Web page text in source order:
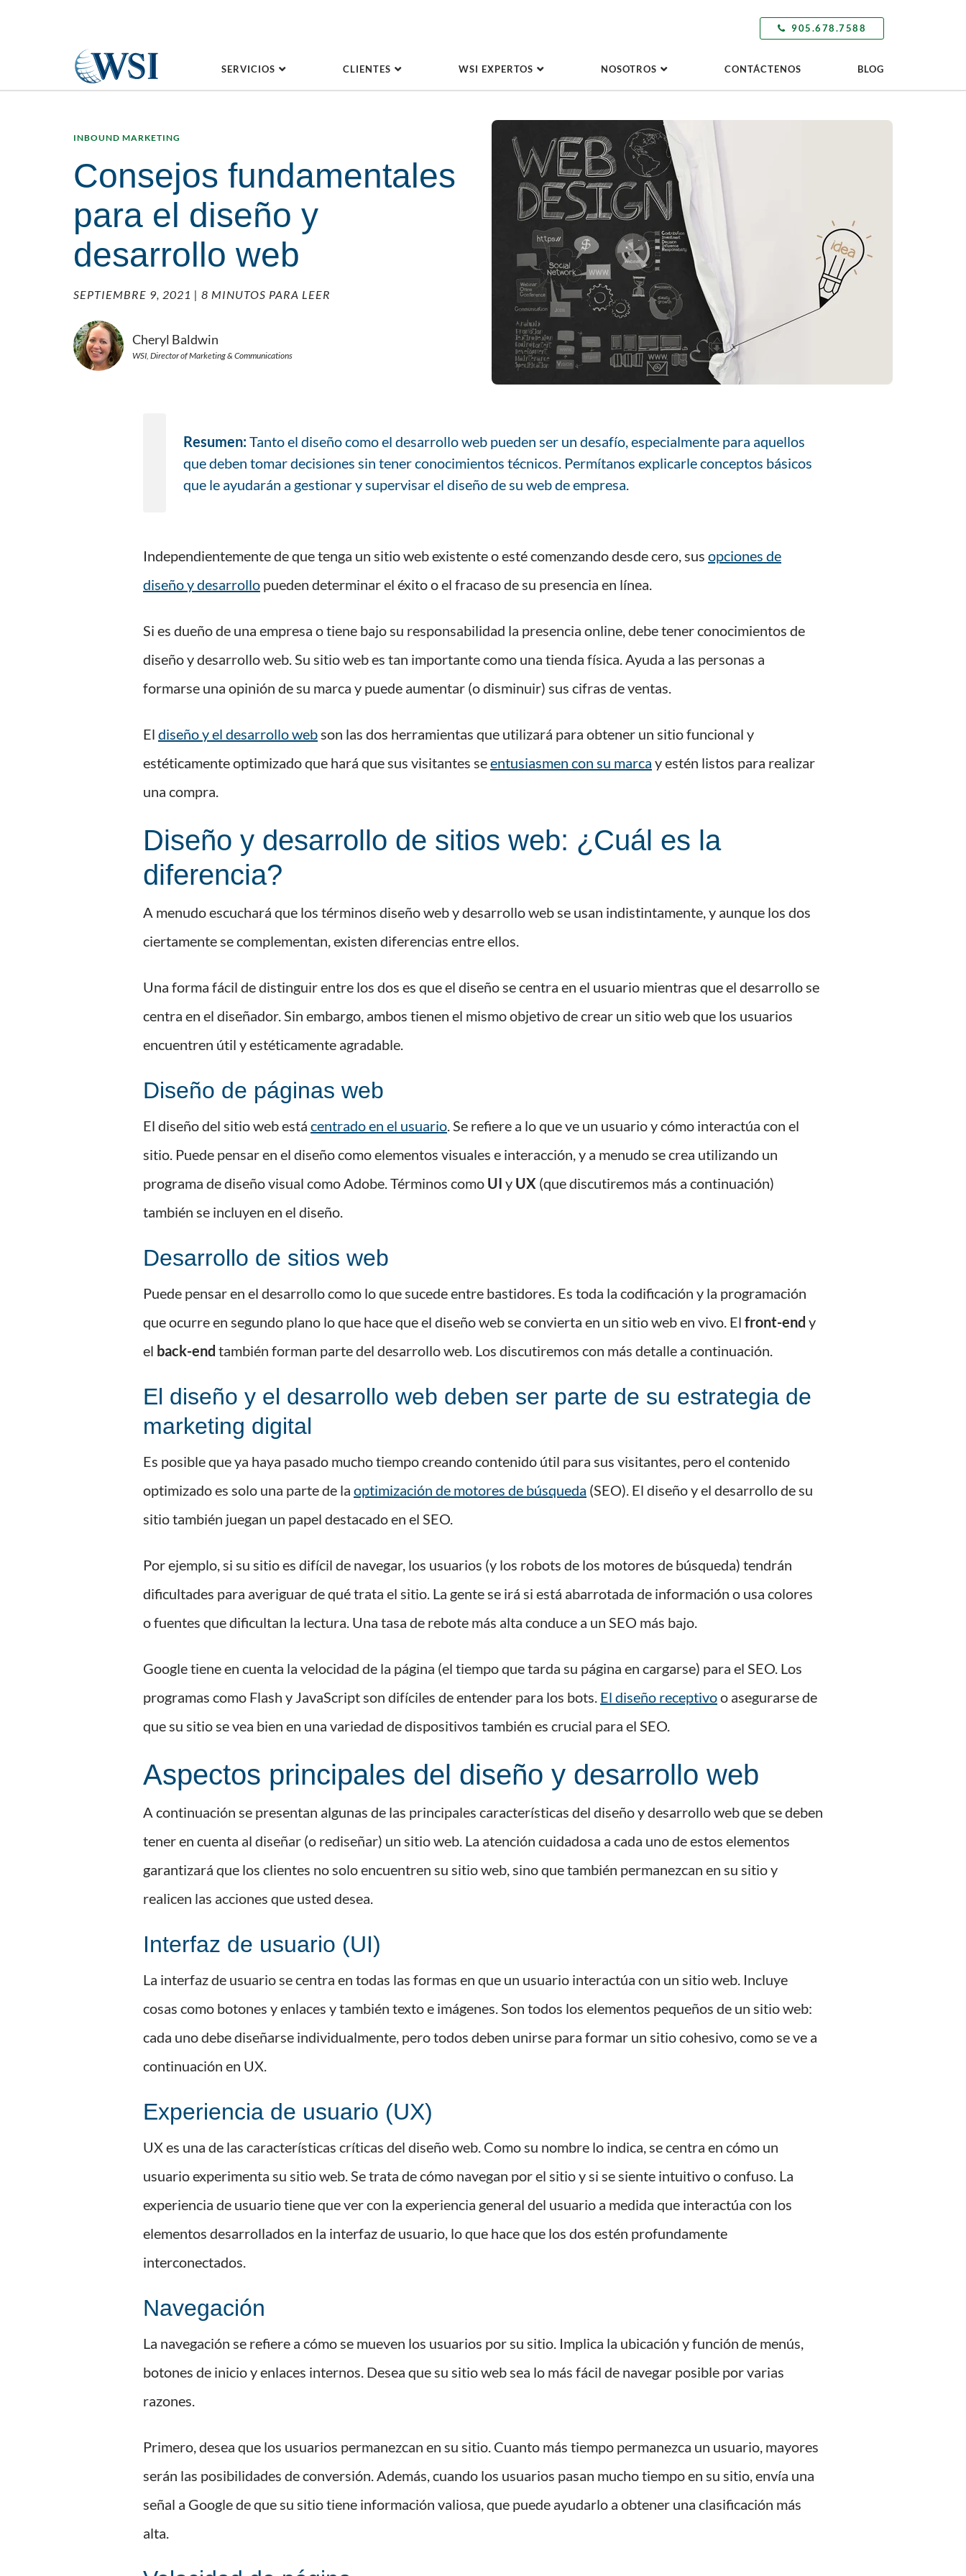
905.678.7588
SERVICIOS CLIENTES WSI EXPERTOS NOSOTROS CONTÁCTENOS BLOG
INBOUND MARKETING
Consejos fundamentales
para el diseño y
desarrollo web
SEPTIEMBRE 9, 2021 | 8 MINUTOS PARA LEER
Cheryl Baldwin
WSI, Director of Marketing & Communications
Resumen:Tanto el diseño como el desarrollo web pueden ser un desafío, especialmente para aquellos
que deben tomar decisiones sin tener conocimientos técnicos. Permítanos explicarle conceptos básicos
que le ayudarán a gestionar y supervisar el diseño de su web de empresa.
Independientemente de que tenga un sitio web existente o esté comenzando desde cero, sus opciones de
diseño y desarrollo pueden determinar el éxito o el fracaso de su presencia en línea.
Si es dueño de una empresa o tiene bajo su responsabilidad la presencia online, debe tener conocimientos de
diseño y desarrollo web. Su sitio web es tan importante como una tienda física. Ayuda a las personas a
formarse una opinión de su marca y puede aumentar (o disminuir) sus cifras de ventas.
El diseño y el desarrollo webson las dos herramientas que utilizará para obtener un sitio funcional y
estéticamente optimizado que hará que sus visitantes seentusiasmen con su marca y estén listos para realizar
una compra.
Diseño y desarrollo de sitios web: ¿Cuál es la
diferencia?
A menudo escuchará que los términos diseño web y desarrollo web se usan indistintamente, y aunque los dos
ciertamente se complementan, existen diferencias entre ellos.
Una forma fácil de distinguir entre los dos es que el diseño se centra en el usuario mientras que el desarrollo se
centra en el diseñador. Sin embargo, ambos tienen el mismo objetivo de crear un sitio web que los usuarios
encuentren útil y estéticamente agradable.
Diseño de páginas web
El diseño del sitio web está centrado en el usuario. Se refiere a lo que ve un usuario y cómo interactúa con el
sitio. Puede pensar en el diseño como elementos visuales e interacción, y a menudo se crea utilizando un
programa de diseño visual como Adobe. Términos como UI y UX (que discutiremos más a continuación)
también se incluyen en el diseño.
Desarrollo de sitios web
Puede pensar en el desarrollo como lo que sucede entre bastidores. Es toda la codificación y la programación
que ocurre en segundo plano lo que hace que el diseño web se convierta en un sitio web en vivo. El front-end y
el back-end también forman parte del desarrollo web. Los discutiremos con más detalle a continuación.
El diseño y el desarrollo web deben ser parte de su estrategia de
marketing digital
Es posible que ya haya pasado mucho tiempo creando contenido útil para sus visitantes, pero el contenido
optimizado es solo una parte de la optimización de motores de búsqueda (SEO). El diseño y el desarrollo de su
sitio también juegan un papel destacado en el SEO.
Por ejemplo, si su sitio es difícil de navegar, los usuarios (y los robots de los motores de búsqueda) tendrán
dificultades para averiguar de qué trata el sitio. La gente se irá si está abarrotada de información o usa colores
o fuentes que dificultan la lectura. Una tasa de rebote más alta conduce a un SEO más bajo.
Google tiene en cuenta la velocidad de la página (el tiempo que tarda su página en cargarse) para el SEO. Los
programas como Flash y JavaScript son difíciles de entender para los bots. El diseño receptivoo asegurarse de
que su sitio se vea bien en una variedad de dispositivos también es crucial para el SEO.
Aspectos principales del diseño y desarrollo web
A continuación se presentan algunas de las principales características del diseño y desarrollo web que se deben
tener en cuenta al diseñar (o rediseñar) un sitio web. La atención cuidadosa a cada uno de estos elementos
garantizará que los clientes no solo encuentren su sitio web, sino que también permanezcan en su sitio y
realicen las acciones que usted desea.
Interfaz de usuario (UI)
La interfaz de usuario se centra en todas las formas en que un usuario interactúa con un sitio web. Incluye
cosas como botones y enlaces y también texto e imágenes. Son todos los elementos pequeños de un sitio web:
cada uno debe diseñarse individualmente, pero todos deben unirse para formar un sitio cohesivo, como se ve a
continuación en UX.
Experiencia de usuario (UX)
UX es una de las características críticas del diseño web. Como su nombre lo indica, se centra en cómo un
usuario experimenta su sitio web. Se trata de cómo navegan por el sitio y si se siente intuitivo o confuso. La
experiencia de usuario tiene que ver con la experiencia general del usuario a medida que interactúa con los
elementos desarrollados en la interfaz de usuario, lo que hace que los dos estén profundamente
interconectados.
Navegación
La navegación se refiere a cómo se mueven los usuarios por su sitio. Implica la ubicación y función de menús,
botones de inicio y enlaces internos. Desea que su sitio web sea lo más fácil de navegar posible por varias
razones.
Primero, desea que los usuarios permanezcan en su sitio. Cuanto más tiempo permanezca un usuario, mayores
serán las posibilidades de conversión. Además, cuando los usuarios pasan mucho tiempo en su sitio, envía una
señal a Google de que su sitio tiene información valiosa, que puede ayudarlo a obtener una clasificación más
alta.